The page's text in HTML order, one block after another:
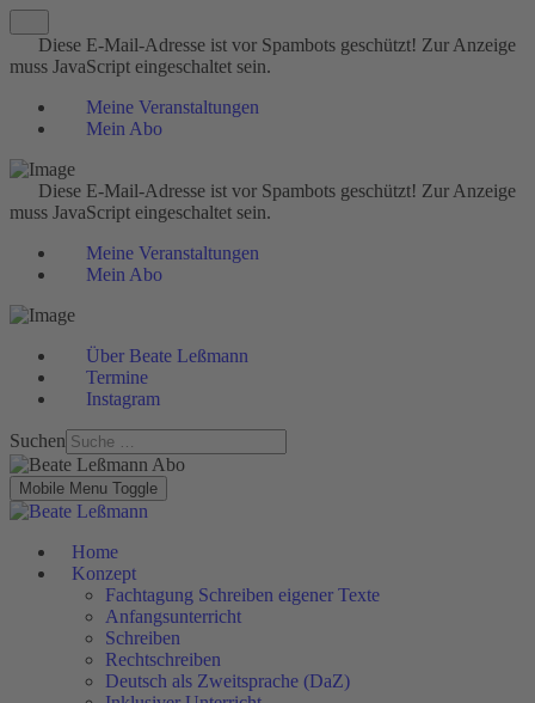
Diese E-Mail-Adresse ist vor Spambots geschützt! Zur Anzeige
muss JavaScript eingeschaltet sein.
Meine Veranstaltungen
Mein Abo
Diese E-Mail-Adresse ist vor Spambots geschützt! Zur Anzeige
muss JavaScript eingeschaltet sein.
Meine Veranstaltungen
Mein Abo
Über Beate Leßmann
Termine
Instagram
Suchen
Mobile Menu Toggle
Home
Konzept
Fachtagung Schreiben eigener Texte
Anfangsunterricht
Schreiben
Rechtschreiben
Deutsch als Zweitsprache (DaZ)